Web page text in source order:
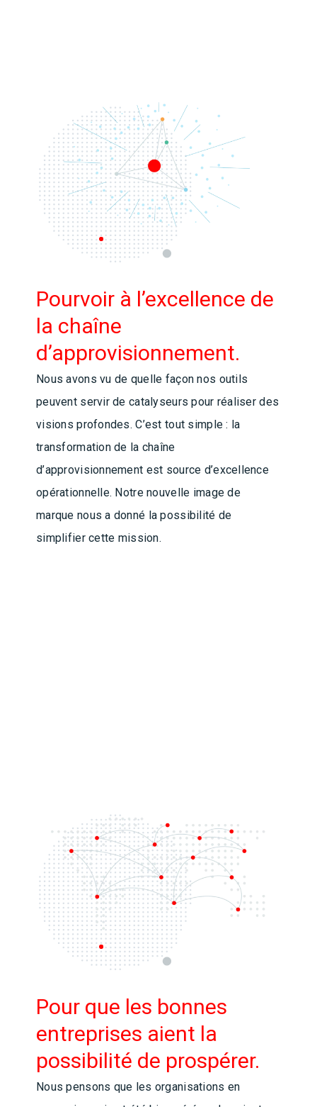
Pourvoir à l’excellence de
la chaîne
d’approvisionnement.
Nous avons vu de quelle façon nos outils
peuvent servir de catalyseurs pour réaliser des
visions profondes. C’est tout simple : la
transformation de la chaîne
d’approvisionnement est source d’excellence
opérationnelle. Notre nouvelle image de
marque nous a donné la possibilité de
simplifier cette mission.
Pour que les bonnes
entreprises aient la
possibilité de prospérer.
Nous pensons que les organisations en